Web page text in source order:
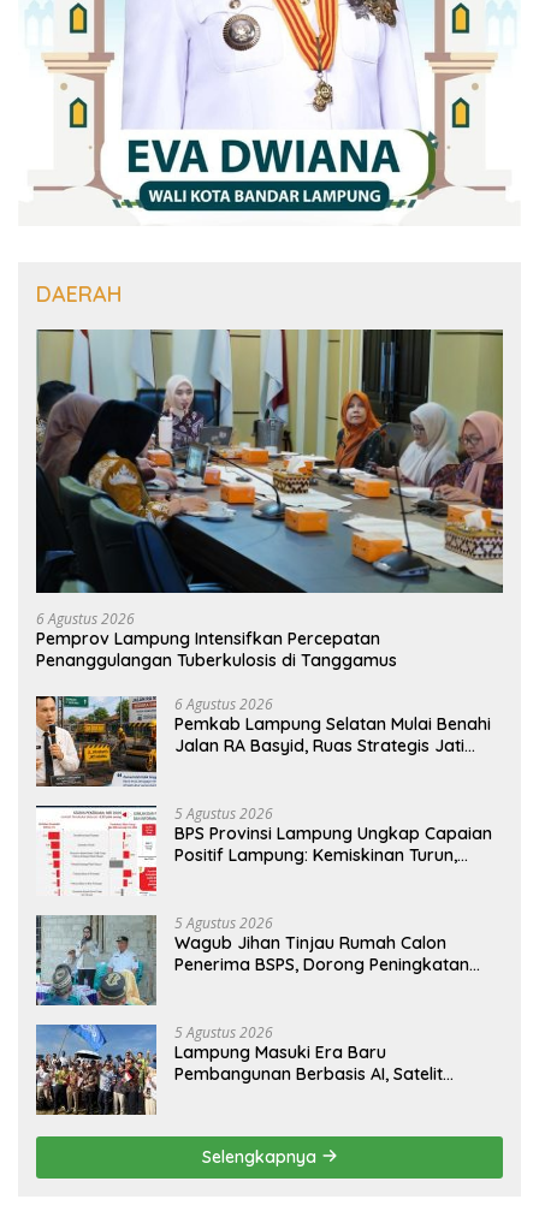
DAERAH
6 Agustus 2026
Pemprov Lampung Intensifkan Percepatan
Penanggulangan Tuberkulosis di Tanggamus
6 Agustus 2026
Pemkab Lampung Selatan Mulai Benahi
Jalan RA Basyid, Ruas Strategis Jati
5 Agustus 2026
BPS Provinsi Lampung Ungkap Capaian
Positif Lampung: Kemiskinan Turun,
5 Agustus 2026
Wagub Jihan Tinjau Rumah Calon
Penerima BSPS, Dorong Peningkatan
5 Agustus 2026
Lampung Masuki Era Baru
Pembangunan Berbasis AI, Satelit
Selengkapnya